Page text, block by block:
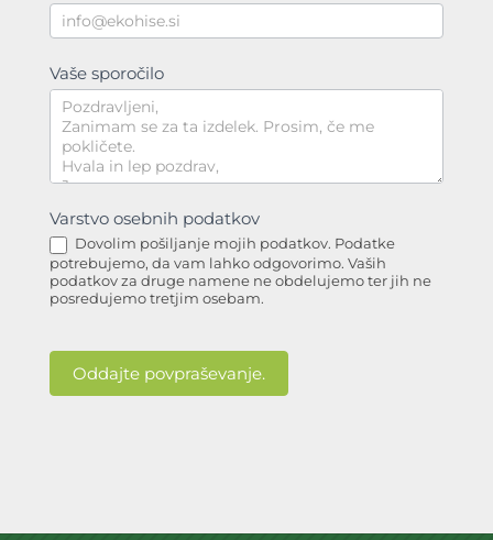
Vaše sporočilo
Varstvo osebnih podatkov
Dovolim pošiljanje mojih podatkov. Podatke
potrebujemo, da vam lahko odgovorimo. Vaših
podatkov za druge namene ne obdelujemo ter jih ne
posredujemo tretjim osebam.
Oddajte povpraševanje.